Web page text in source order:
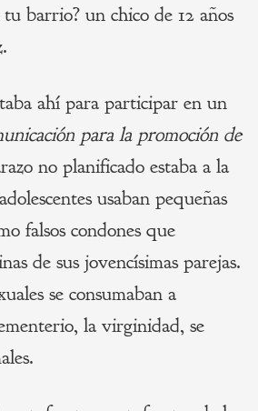
barrio? un chico de 12 años
ahí para participar en un
para la promoción de
no planificado estaba a la
usaban pequeñas
falsos condones que
de sus jovencísimas parejas.
se consumaban a
la virginidad, se